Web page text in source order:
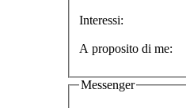
Interessi:
A proposito di me:
Messenger